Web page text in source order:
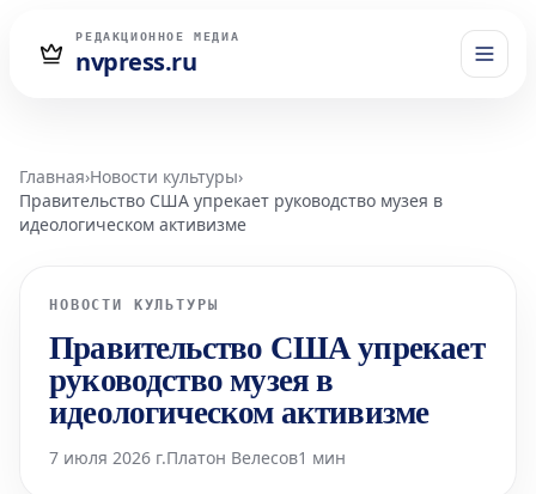
РЕДАКЦИОННОЕ МЕДИА
nvpress.ru
Главная›Новости культуры›
Правительство США упрекает руководство музея в
идеологическом активизме
НОВОСТИ КУЛЬТУРЫ
Правительство США упрекает
руководство музея в
идеологическом активизме
7 июля 2026 г.Платон Велесов1 мин